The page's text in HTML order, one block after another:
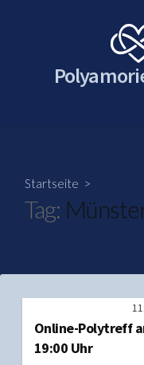
Startseite >
Tag:
Online-Polytreff
19:00 Uhr